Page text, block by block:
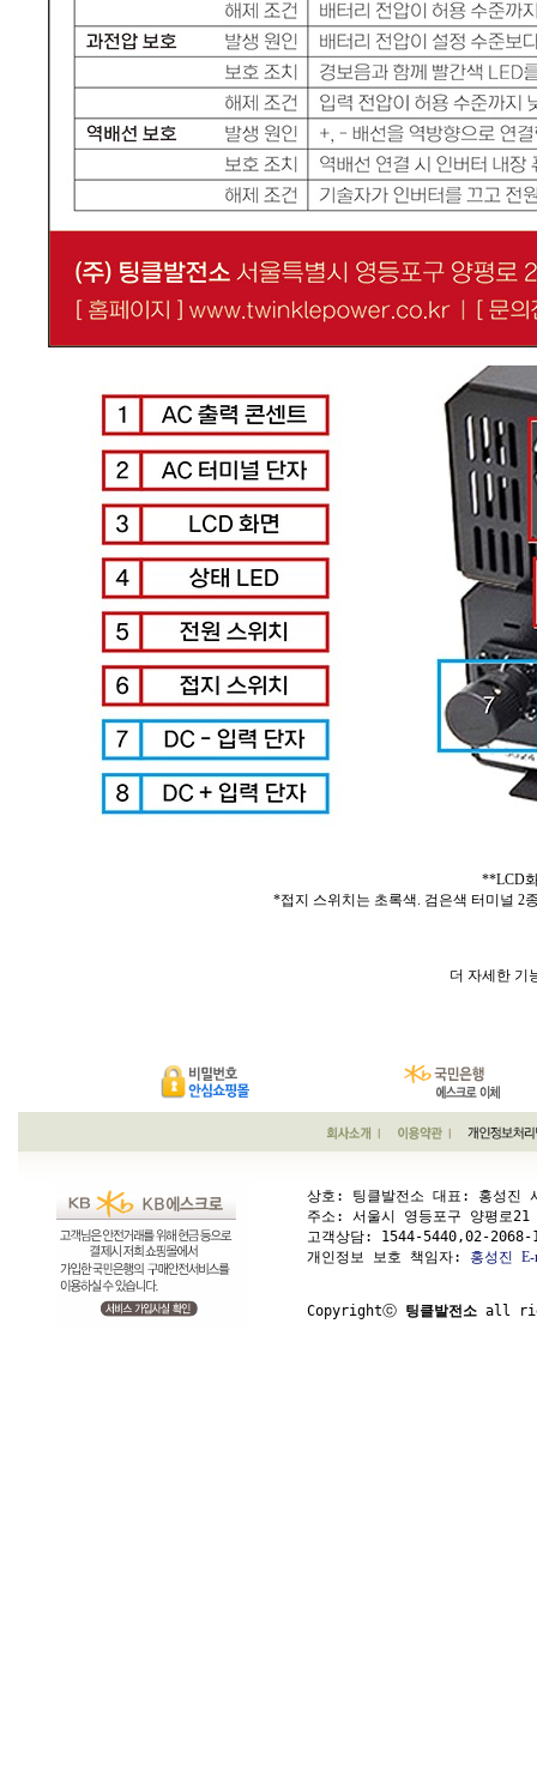
**LCD
*접지 스위치는 초록색. 검은색 터미널 2
더 자세한 기
상호: 팅클발전소 대표: 홍성
주소: 서울시 영등포구 양평
고객상담: 1544-5440,02-
개인정보 보호 책임자: 홍성진
Copyrightⓒ 팅클발전소 all